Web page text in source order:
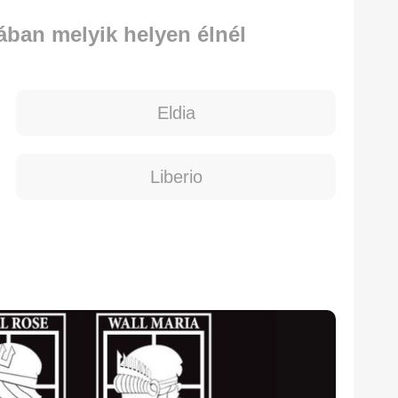
melyik helyen élnél
Eldia
Liberio